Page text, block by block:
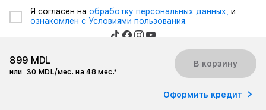
899 MDL
или 30 MDL/мес. на 48 мес.*
В корзину
Оформить кредит
Я согласен на обработку персональных данных, и
ознакомлен с Условиями пользования.
© 2026 iSpace Moldova. Все права защищены.